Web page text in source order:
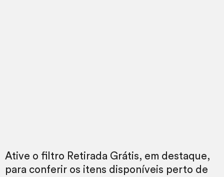
Ative o filtro Retirada Grátis, em destaque,
para conferir os itens disponíveis perto de